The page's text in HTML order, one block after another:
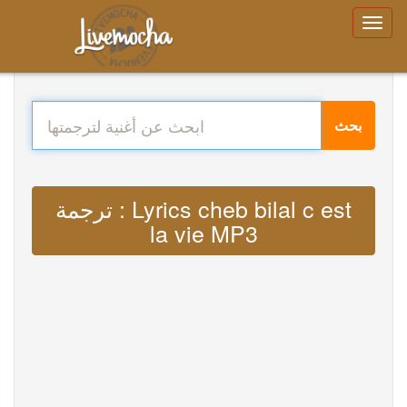
بحث
ترجمة : Lyrics cheb bilal c est
la vie MP3